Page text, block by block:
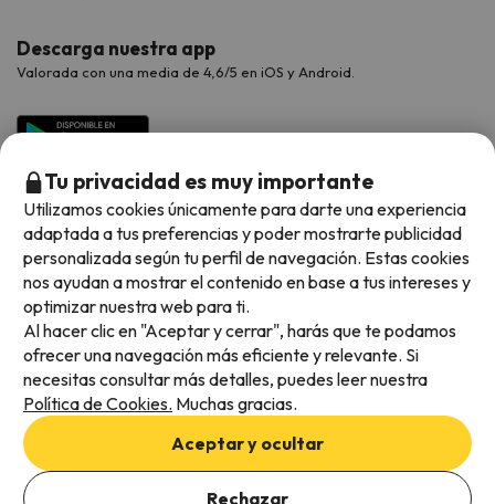
Descarga nuestra app
Valorada con una media de 4,6/5 en iOS y Android.
Métodos de pago disponibles
Condiciones generales
Privacidad de datos
Política de cookies
Tu privacidad es muy importante
Utilizamos cookies únicamente para darte una experiencia
adaptada a tus preferencias y poder mostrarte publicidad
personalizada según tu perfil de navegación. Estas cookies
nos ayudan a mostrar el contenido en base a tus intereses y
optimizar nuestra web para ti.
Al hacer clic en "Aceptar y cerrar", harás que te podamos
ofrecer una navegación más eficiente y relevante. Si
necesitas consultar más detalles, puedes leer nuestra
Política de Cookies. Muchas gracias.
Aceptar y ocultar
Rechazar